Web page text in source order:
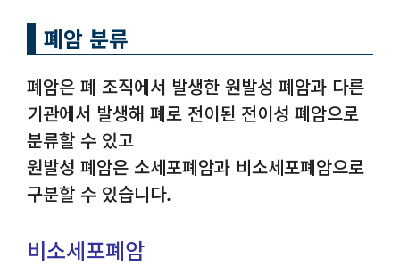
폐암 분류
폐암은 폐 조직에서 발생한 원발성 폐암과 다른
기관에서 발생해 폐로 전이된 전이성 폐암으로
분류할 수 있고
원발성 폐암은 소세포폐암과 비소세포폐암으로
구분할 수 있습니다.
비소세포폐암